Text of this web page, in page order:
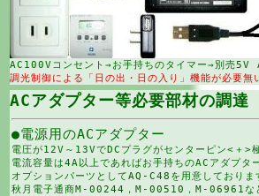
AC100Vコンセント→お手持ちのタイマー→ 別売5V
調光制御による「日の出・日の入り」機能が必要
ACアダプター等必要部材の調達
●電源用のACアダプター
電圧が12V～13VでDCプラグがセンターピン<＋>
電流容量は4A以上であればお手持ちのACアダプタ
オプションパーツとしてAQ-C48 を用意しておりま
秋月電子通商M-00244 ， M-00510 ， M-06961な